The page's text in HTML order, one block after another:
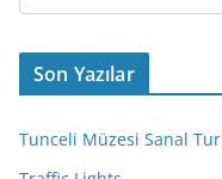
Son Yazılar
Tunceli Müzesi Sanal Tur